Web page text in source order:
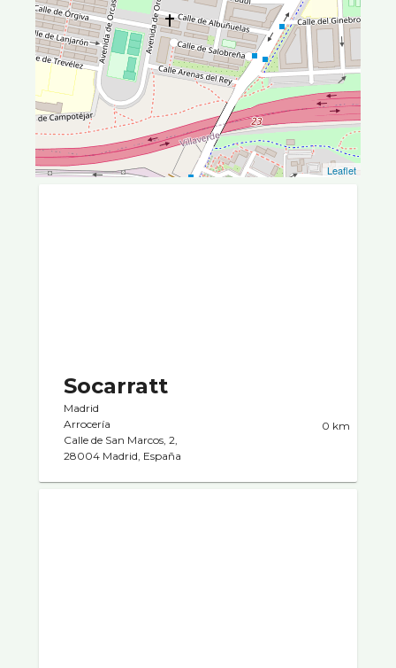
Leaflet
Socarratt
Madrid
Arrocerí­a
Calle de San Marcos, 2,
28004 Madrid, España
0 km